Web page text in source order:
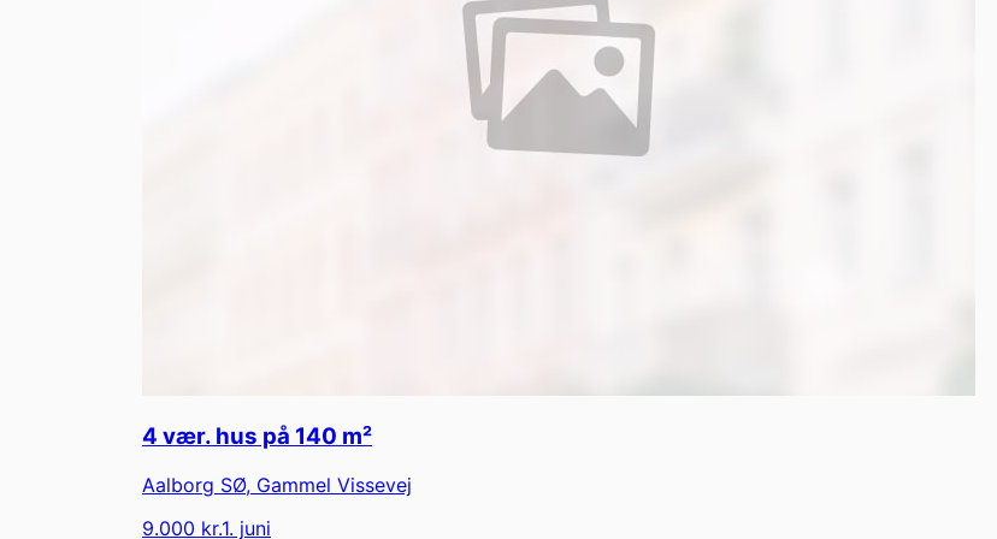
4 vær. hus på 140 m²
Aalborg SØ, Gammel Vissevej
9.000 kr.1. juni